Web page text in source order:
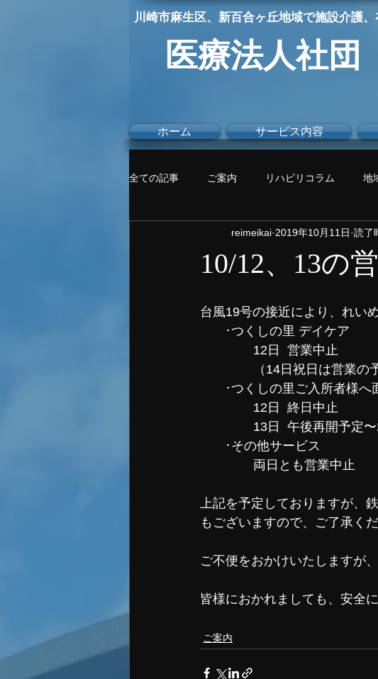
医療法人社
川崎市麻生区、新百合ヶ丘地域で施設介護
ホーム サービス内容
全ての記事 ご案内 リハビリコラム 地
10/12、13の
reimeikai 2019年10月11日 読了
台風19号の接近により、れい
･つくしの里 デイケア
12日  営業中止
（14日祝日は営業の予
･つくしの里ご入所者様へ
12日  終日中止
13日  午後再開予定〜
･その他サービス
両日とも営業中止
上記を予定しておりますが、
もございますので、ご了承くだ
ご不便をおかけいたしますが
皆様におかれましても、安全
ご案内